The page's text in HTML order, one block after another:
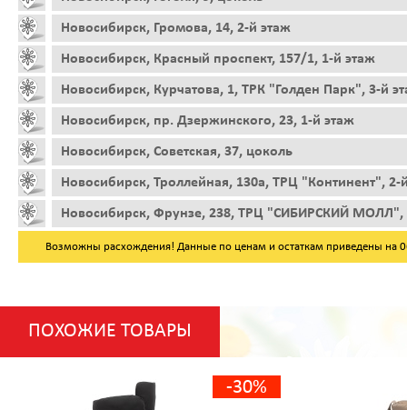
Новосибирск, Громова, 14, 2-й этаж
Новосибирск, Красный проспект, 157/1, 1-й этаж
Новосибирск, Курчатова, 1, ТРК "Голден Парк", 3-й
Новосибирск, пр. Дзержинского, 23, 1-й этаж
Новосибирск, Советская, 37, цоколь
Новосибирск, Троллейная, 130а, ТРЦ "Континент", 2-
Новосибирск, Фрунзе, 238, ТРЦ "СИБИРСКИЙ МОЛЛ",
Возможны расхождения! Данные по ценам и остаткам приведены на
ПОХОЖИЕ ТОВАРЫ
-30%